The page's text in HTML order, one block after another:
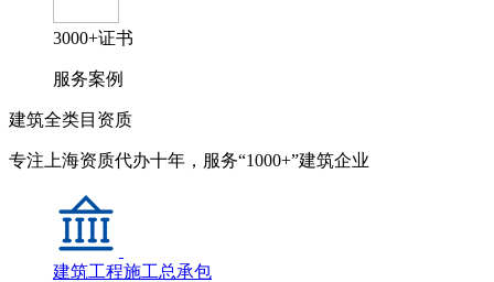
3000+证书
服务案例
建筑全类目资质
专注上海资质代办十年，服务“1000+”建筑企业
建筑工程施工总承包